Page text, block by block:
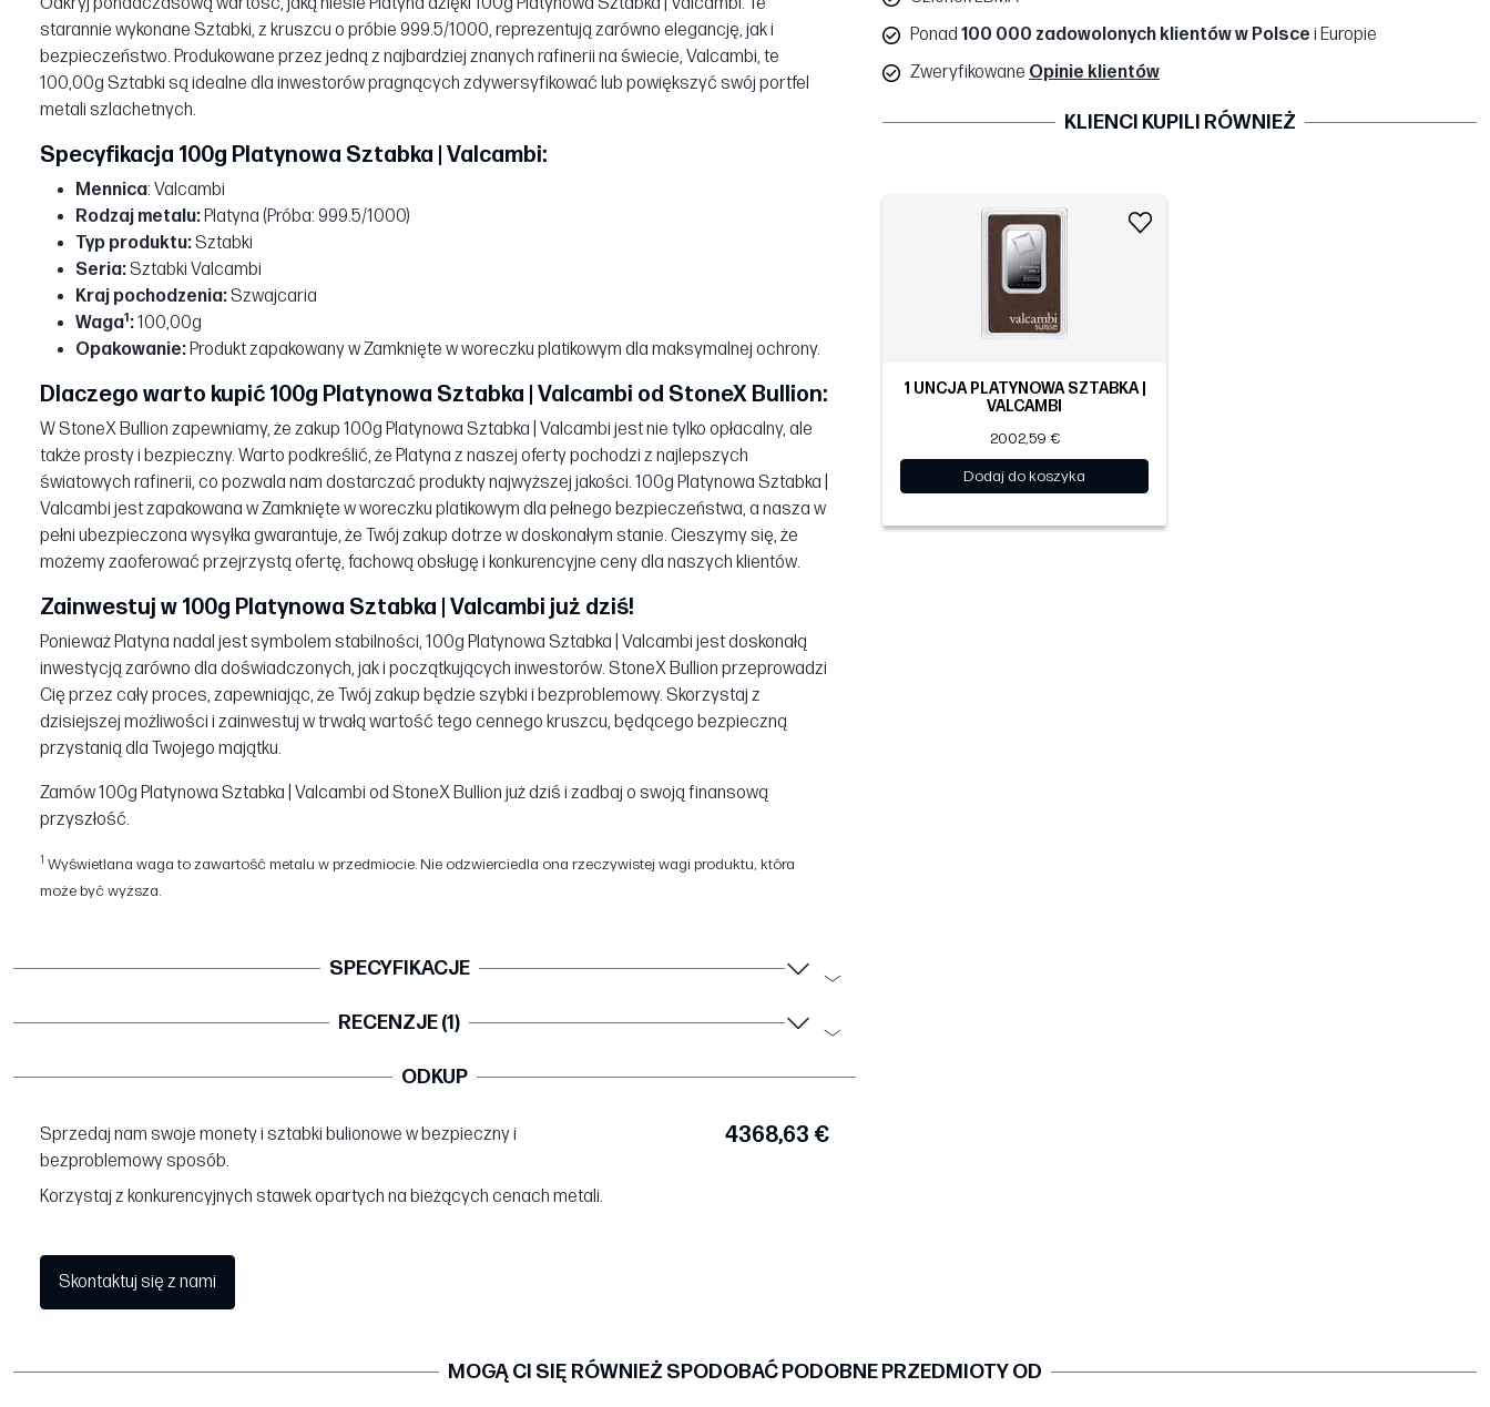
Odkryj ponadczasową wartość, jaką niesie Platyna dzięki 100g Platynowa Sztabka | Valcambi. Te
starannie wykonane Sztabki, z kruszcu o próbie 999.5/1000, reprezentują zarówno elegancję, jak i
bezpieczeństwo. Produkowane przez jedną z najbardziej znanych rafinerii na świecie, Valcambi, te
100,00g Sztabki są idealne dla inwestorów pragnących zdywersyfikować lub powiększyć swój portfel
metali szlachetnych.
Specyfikacja 100g Platynowa Sztabka | Valcambi:
Mennica: Valcambi
Rodzaj metalu:Platyna (Próba: 999.5/1000)
Typ produktu:Sztabki
Seria:Sztabki Valcambi
Kraj pochodzenia:Szwajcaria
Waga1:100,00g
Opakowanie:Produkt zapakowany w Zamknięte w woreczku platikowym dla maksymalnej ochrony.
Dlaczego warto kupić 100g Platynowa Sztabka | Valcambi od StoneX Bullion:
W StoneX Bullion zapewniamy, że zakup 100g Platynowa Sztabka | Valcambi jest nie tylko opłacalny, ale
także prosty i bezpieczny. Warto podkreślić, że Platyna z naszej oferty pochodzi z najlepszych
światowych rafinerii, co pozwala nam dostarczać produkty najwyższej jakości. 100g Platynowa Sztabka |
Valcambi jest zapakowana w Zamknięte w woreczku platikowym dla pełnego bezpieczeństwa, a nasza w
pełni ubezpieczona wysyłka gwarantuje, że Twój zakup dotrze w doskonałym stanie. Cieszymy się, że
możemy zaoferować przejrzystą ofertę, fachową obsługę i konkurencyjne ceny dla naszych klientów.
Zainwestuj w 100g Platynowa Sztabka | Valcambi już dziś!
Ponieważ Platyna nadal jest symbolem stabilności, 100g Platynowa Sztabka | Valcambi jest doskonałą
inwestycją zarówno dla doświadczonych, jak i początkujących inwestorów. StoneX Bullion przeprowadzi
Cię przez cały proces, zapewniając, że Twój zakup będzie szybki i bezproblemowy. Skorzystaj z
dzisiejszej możliwości i zainwestuj w trwałą wartość tego cennego kruszcu, będącego bezpieczną
przystanią dla Twojego majątku.
Zamów 100g Platynowa Sztabka | Valcambi od StoneX Bullion już dziś i zadbaj o swoją finansową
przyszłość.
1 Wyświetlana waga to zawartość metalu w przedmiocie. Nie odzwierciedla ona rzeczywistej wagi produktu, która
może być wyższa.
SPECYFIKACJE
RECENZJE (1)
ODKUP
4368,63 €
Sprzedaj nam swoje monety i sztabki bulionowe w bezpieczny i
bezproblemowy sposób.
Korzystaj z konkurencyjnych stawek opartych na bieżących cenach metali.
Skontaktuj się z nami
Ponad 100 000 zadowolonych klientów w Polsce i Europie
Zweryfikowane Opinie klientów
KLIENCI KUPILI RÓWNIEŻ
1 UNCJA PLATYNOWA SZTABKA |
VALCAMBI
2002,59 €
Dodaj do koszyka
MOGĄ CI SIĘ RÓWNIEŻ SPODOBAĆ PODOBNE PRZEDMIOTY OD